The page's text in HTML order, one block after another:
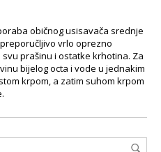
običnog usisavača srednje
vrlo oprezno
prašinu i ostatke krhotina. Za
bijelog octa i vode u jednakim
krpom, a zatim suhom krpom